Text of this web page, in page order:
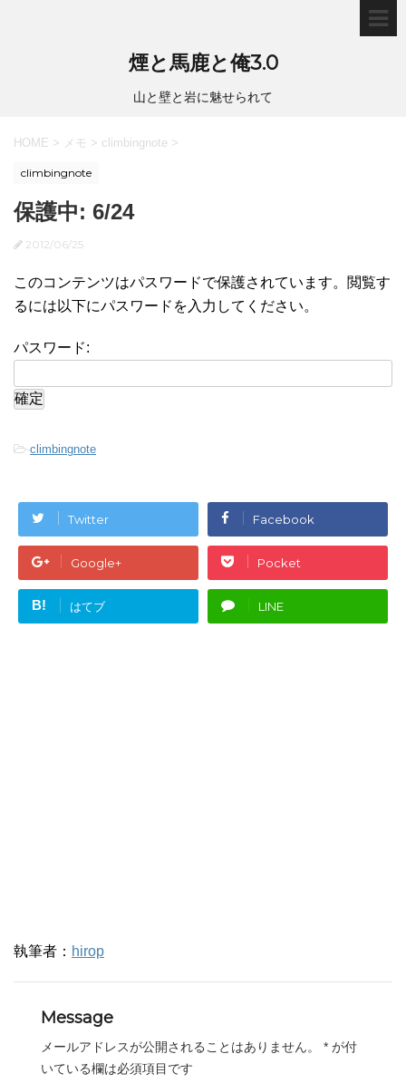
煙と馬鹿と俺3.0
山と壁と岩に魅せられて
HOME > メモ > climbingnote >
climbingnote
保護中: 6/24
2012/06/25
このコンテンツはパスワードで保護されています。閲覧す
るには以下にパスワードを入力してください。
パスワード:
-climbingnote
Twitter Facebook
Google+ Pocket
B! はてブ LINE
執筆者： hirop
Message
メールアドレスが公開されることはありません。 * が付
いている欄は必須項目です